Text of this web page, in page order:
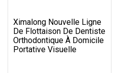
Ximalong Nouvelle Ligne
De Flottaison De Dentiste
Orthodontique À Domicile
Portative Visuelle